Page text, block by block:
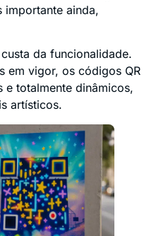
importante ainda,
da funcionalidade.
em vigor, os códigos QR
e totalmente dinâmicos,
artísticos.